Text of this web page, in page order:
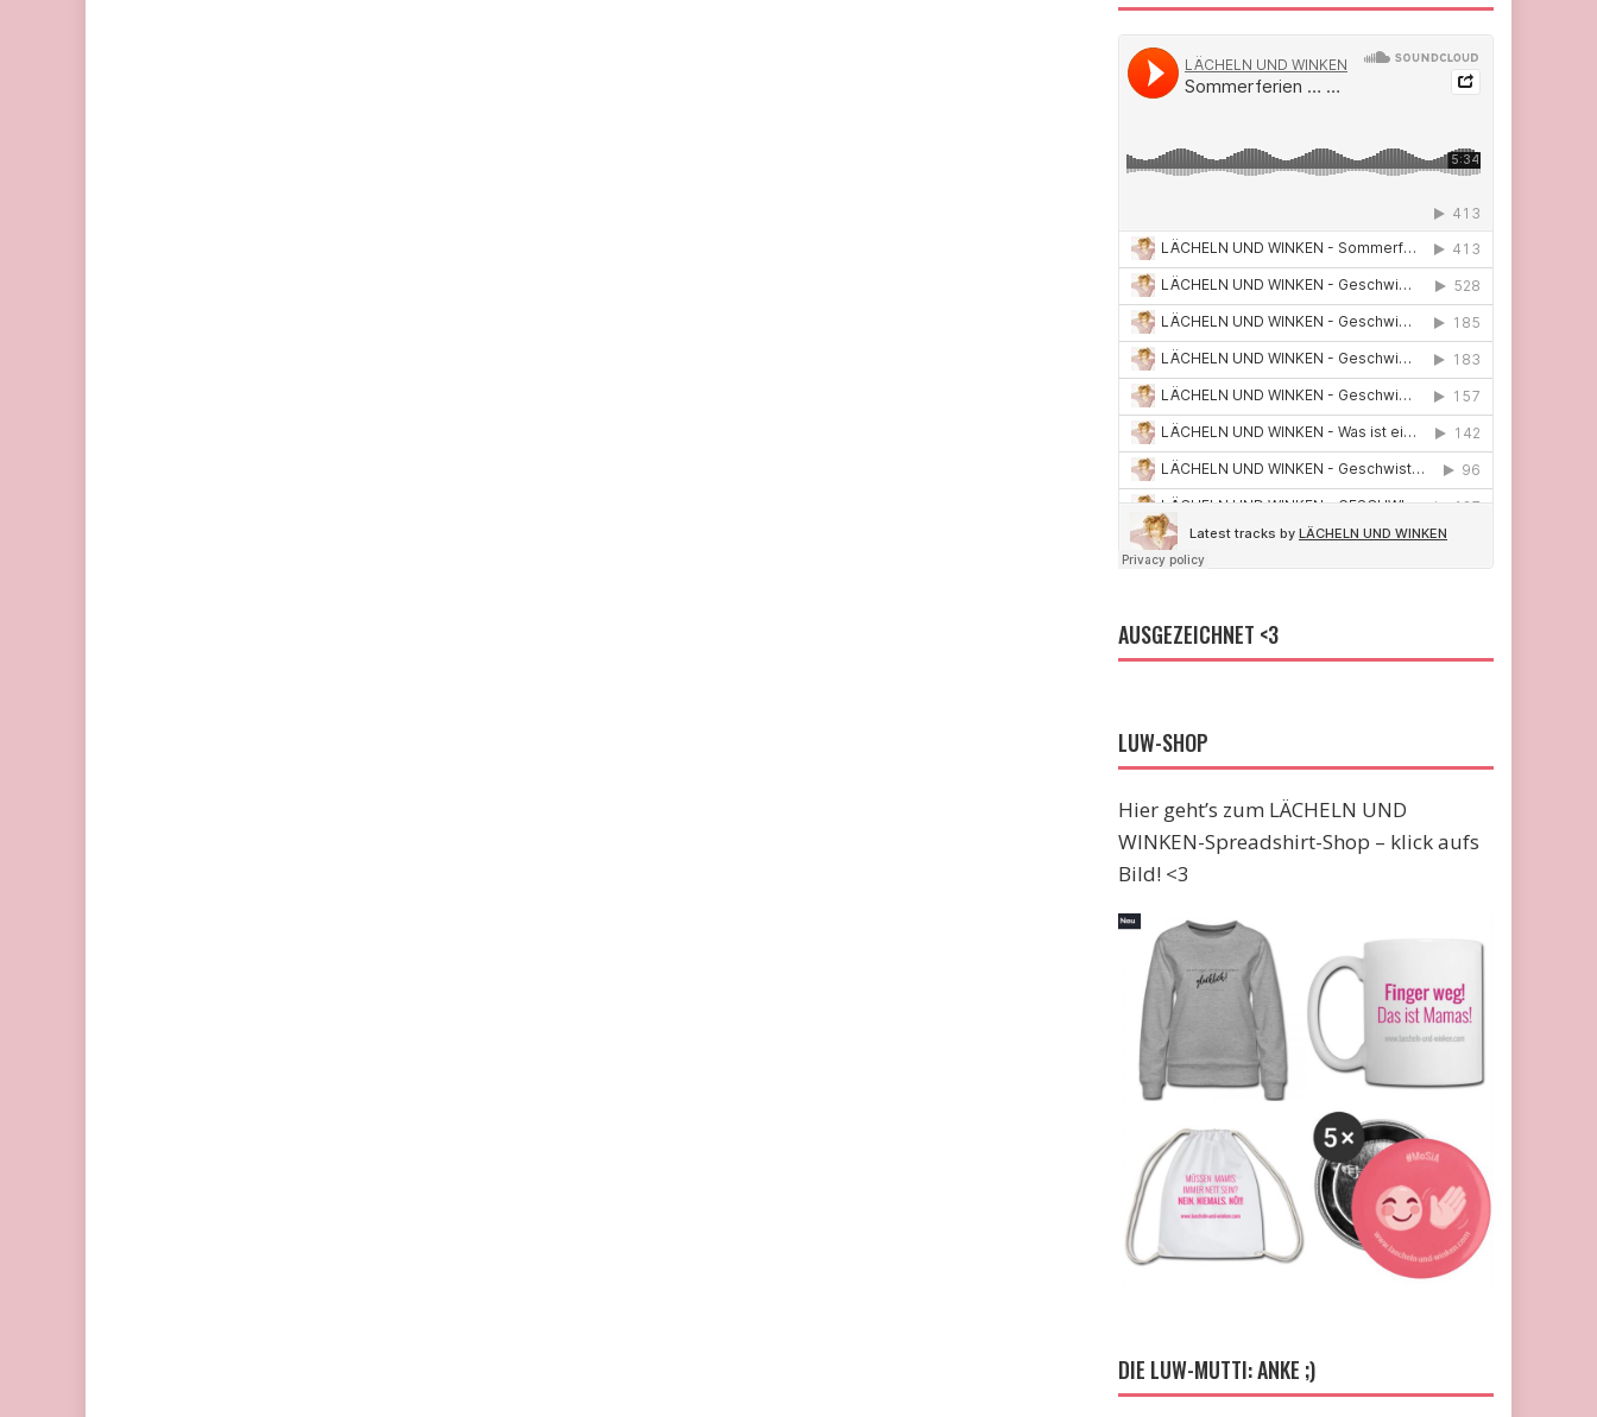
AUSGEZEICHNET <3
LUW-SHOP
Hier geht’s zum LÄCHELN UND
WINKEN-Spreadshirt-Shop – klick aufs
Bild! <3
DIE LUW-MUTTI: ANKE ;)